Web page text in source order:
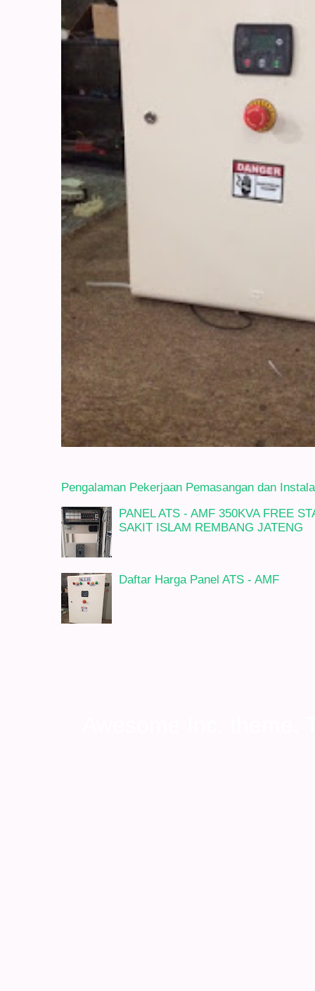
Pengalaman Pekerjaan Pemasangan dan
PANEL ATS - AMF 350KVA FREE
SAKIT ISLAM REMBANG JATENG
Daftar Harga Panel ATS - AMF